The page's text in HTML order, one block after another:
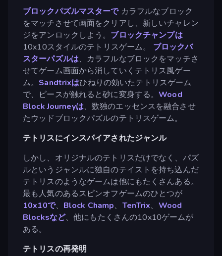
ブロックパズルマスターで カラフルなブロック
をマッチさせて画面をクリアし、新しいチャレン
ジをアンロックしよう。 ブロックチャンプは
10x10スタイルのテトリスゲーム。
ブロックバ
スターパズルは、カラフルなブロックをマッチさ
せてゲーム画面から消していくテトリス風ゲー
ム。 Sandtrixはひねりの効いたテトリスゲーム
で、ピースが触れると砂に変身する。Wood
Block Journeyは、数独のエッセンスを融合させ
たウッドブロックパズルのテトリスゲーム。
テトリスにインスパイアされたジャンル
しかし、オリジナルのテトリスだけでなく、パズ
ルというジャンルに独自のテイストを持ち込んだ
テトリスのようなゲームは他にもたくさんある。
最も人気のあるスピンオフゲームのひとつが
10x10で、 Block Champ、 TenTrix、 Wood
Blocksなど、他にもたくさんの10x10ゲームが
ある。
テトリスの再発明